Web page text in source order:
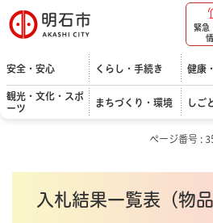
明石市
緊急
安全・安心 くらし・手続き 健康
観光・文化・スポ
ーツ
まちづくり・環境 しご
ページ番号 :
入札結果一覧表（物品